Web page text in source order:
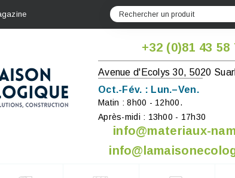
+32 (0)81 43 58
Avenue d'Ecolys 30, 5020
Oct.-Fév. : Lun.–Ven.
Matin : 8h00 - 12h00.
Après-midi : 13h00 - 17h30
info@materiaux-